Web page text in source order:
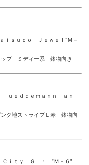
ｉｓｕｃｏ Ｊｅｗｅｌ”Ｍ－
プ ミディー系 鉢物向き
ｕｅｄｄｅｍａｎｎｉａｎ
地ストライプＬ赤 鉢物向
ｉｔｙ Ｇｉｒｌ”Ｍ－６”